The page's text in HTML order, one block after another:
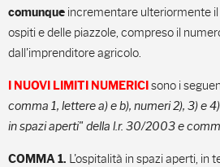
comunque incrementare ulteriormente
ospiti e delle piazzole, compreso il
dall'imprenditore agricolo.
I NUOVI LIMITI NUMERICI sono i
comma 1, lettere a) e b), numeri 2), 3)e
in spazi aperti" della l.r. 30/2003 e
COMMA 1. L'ospitalità in spazi aperti, in